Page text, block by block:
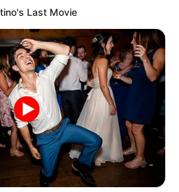
a los más necios, y
tos, ojos llorosos y el
corriendo por el
MORAL Y FÍSICA
la escena era
zona de desastre
Vidrios rotos por
Last Movie